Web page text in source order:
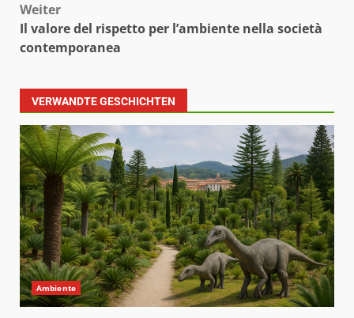
Weiter
Il valore del rispetto per l’ambiente nella società
contemporanea
VERWANDTE GESCHICHTEN
Ambiente